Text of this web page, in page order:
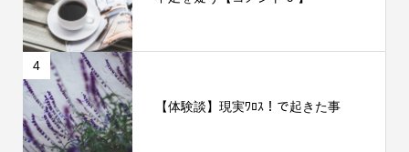
4
【体験談】現実ﾜﾛｽ！で起きた事